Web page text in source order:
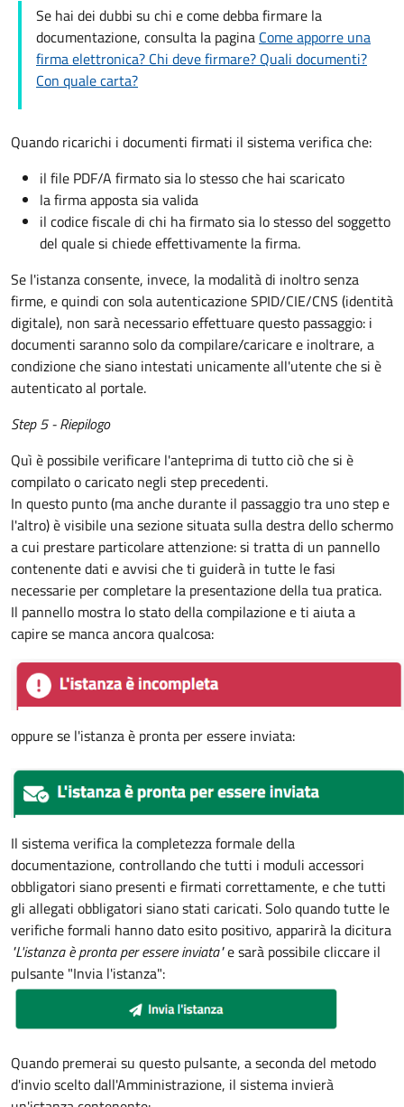
Se hai dei dubbi su chi e come debba firmare la
documentazione, consulta la pagina Come apporre una
firma elettronica? Chi deve firmare? Quali documenti?
Con quale carta?
Quando ricarichi i documenti firmati il sistema verifica che:
il file PDF/A firmato sia lo stesso che hai scaricato
la firma apposta sia valida
il codice fiscale di chi ha firmato sia lo stesso del soggetto
del quale si chiede effettivamente la firma.
Se l'istanza consente, invece, la modalità di inoltro senza
firme, e quindi con sola autenticazione SPID/CIE/CNS (identità
digitale), non sarà necessario effettuare questo passaggio: i
documenti saranno solo da compilare/caricare e inoltrare, a
condizione che siano intestati unicamente all'utente che si è
autenticato al portale.
Step 5 - Riepilogo
Quì è possibile verificare l'anteprima di tutto ciò che si è
compilato o caricato negli step precedenti.
In questo punto (ma anche durante il passaggio tra uno step e
l'altro) è visibile una sezione situata sulla destra dello schermo
a cui prestare particolare attenzione: si tratta di un pannello
contenente dati e avvisi che ti guiderà in tutte le fasi
necessarie per completare la presentazione della tua pratica.
Il pannello mostra lo stato della compilazione e ti aiuta a
capire se manca ancora qualcosa:
oppure se l'istanza è pronta per essere inviata:
Il sistema verifica la completezza formale della
documentazione, controllando che tutti i moduli accessori
obbligatori siano presenti e firmati correttamente, e che tutti
gli allegati obbligatori siano stati caricati. Solo quando tutte le
verifiche formali hanno dato esito positivo, apparirà la dicitura
"L'istanza è pronta per essere inviata"e sarà possibile cliccare il
pulsante "Invia l'istanza":
Quando premerai su questo pulsante, a seconda del metodo
d'invio scelto dall'Amministrazione, il sistema invierà